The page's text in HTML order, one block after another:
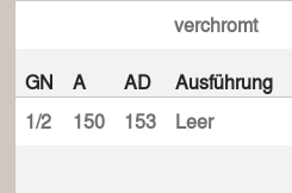
verchromt
GN A AD Ausführung
1/2
150 153 Leer